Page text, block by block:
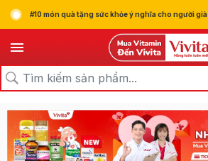
#10 món quà tặng sức khỏe ý nghĩa cho người già